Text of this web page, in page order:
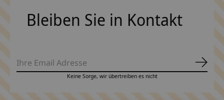
Bleiben Sie in Kontakt
Keine Sorge, wir übertreiben es nicht